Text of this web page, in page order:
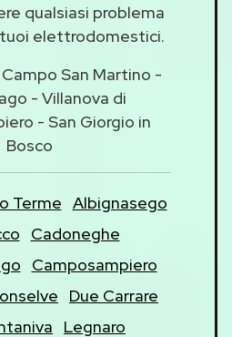
qualsiasi problema
elettrodomestici.
San Martino -
- Villanova di
- San Giorgio in
Bosco
Terme Albignasego
Cadoneghe
Camposampiero
Due Carrare
Legnaro